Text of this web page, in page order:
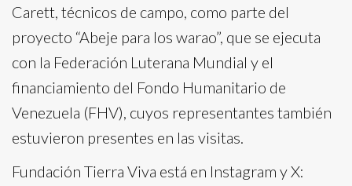
Carett, técnicos de campo, como parte del
proyecto “Abeje para los warao”, que se ejecuta
con la Federación Luterana Mundial y el
financiamiento del Fondo Humanitario de
Venezuela (FHV), cuyos representantes también
estuvieron presentes en las visitas.
Fundación Tierra Viva está en Instagram y X: